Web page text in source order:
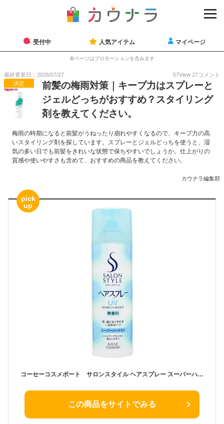
受付中 人気アイテム マイページ
本ページはプロモーションを含みます
最終更新日：2026/07/27 57View 27コメント
決定
前髪の梅雨対策｜キープ力はスプレーと
ジェルどっちがおすすめ？スタイリング
剤を教えてください。
梅雨の時期になると前髪がうねったり崩れやすくなるので、キープ力の高
いスタイリング剤を探しています。スプレーとジェルどっちを使うと、湿
気の多い日でも前髪をきれいな状態で保ちやすいでしょうか。仕上がりの
質感や使いやすさも含めて、おすすめの商品を教えてください。
カウナラ編集部
pick
up
コーセーコスメポート サロンスタイル ヘアスプレー スーパーハード 330g
この商品をサイトでみる